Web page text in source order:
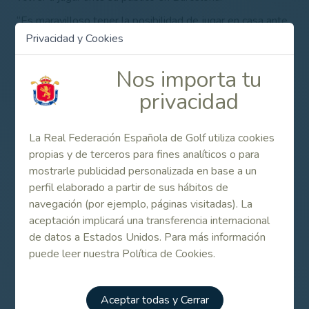
Privacidad y Cookies
Nos importa tu
privacidad
La Real Federación Española de Golf utiliza cookies
propias y de terceros para fines analíticos o para
mostrarle publicidad personalizada en base a un
perfil elaborado a partir de sus hábitos de
navegación (por ejemplo, páginas visitadas). La
aceptación implicará una transferencia internacional
de datos a Estados Unidos. Para más información
puede leer nuestra Política de Cookies.
Aceptar todas y Cerrar
“Es maravilloso tener la posibilidad de jugar en casa ante
un público muy numeroso. El año pasado disfruté
muchísimo en Madrid y terminé entre los diez primeros”,
“El Real Club de Golf El Prat es un campo fantástico y va
a ser una semana digna de recordar. Tengo muchas ganas
Jorge Villavecchia, director general de Damm: “Estamos
orgullosos de ser el patrocinador principal del Estrella
Damm Catalunya Championship durante los próximos
cinco años y queremos ofrecer un acontecimiento
deportivo de primer nivel en el maravilloso Real Club de
Golf El Prat, un torneo que sirva para llevar Catalunya al
público de todo el mundo”.
Ángel compiten en el torneo, lo que da fe de la fortaleza